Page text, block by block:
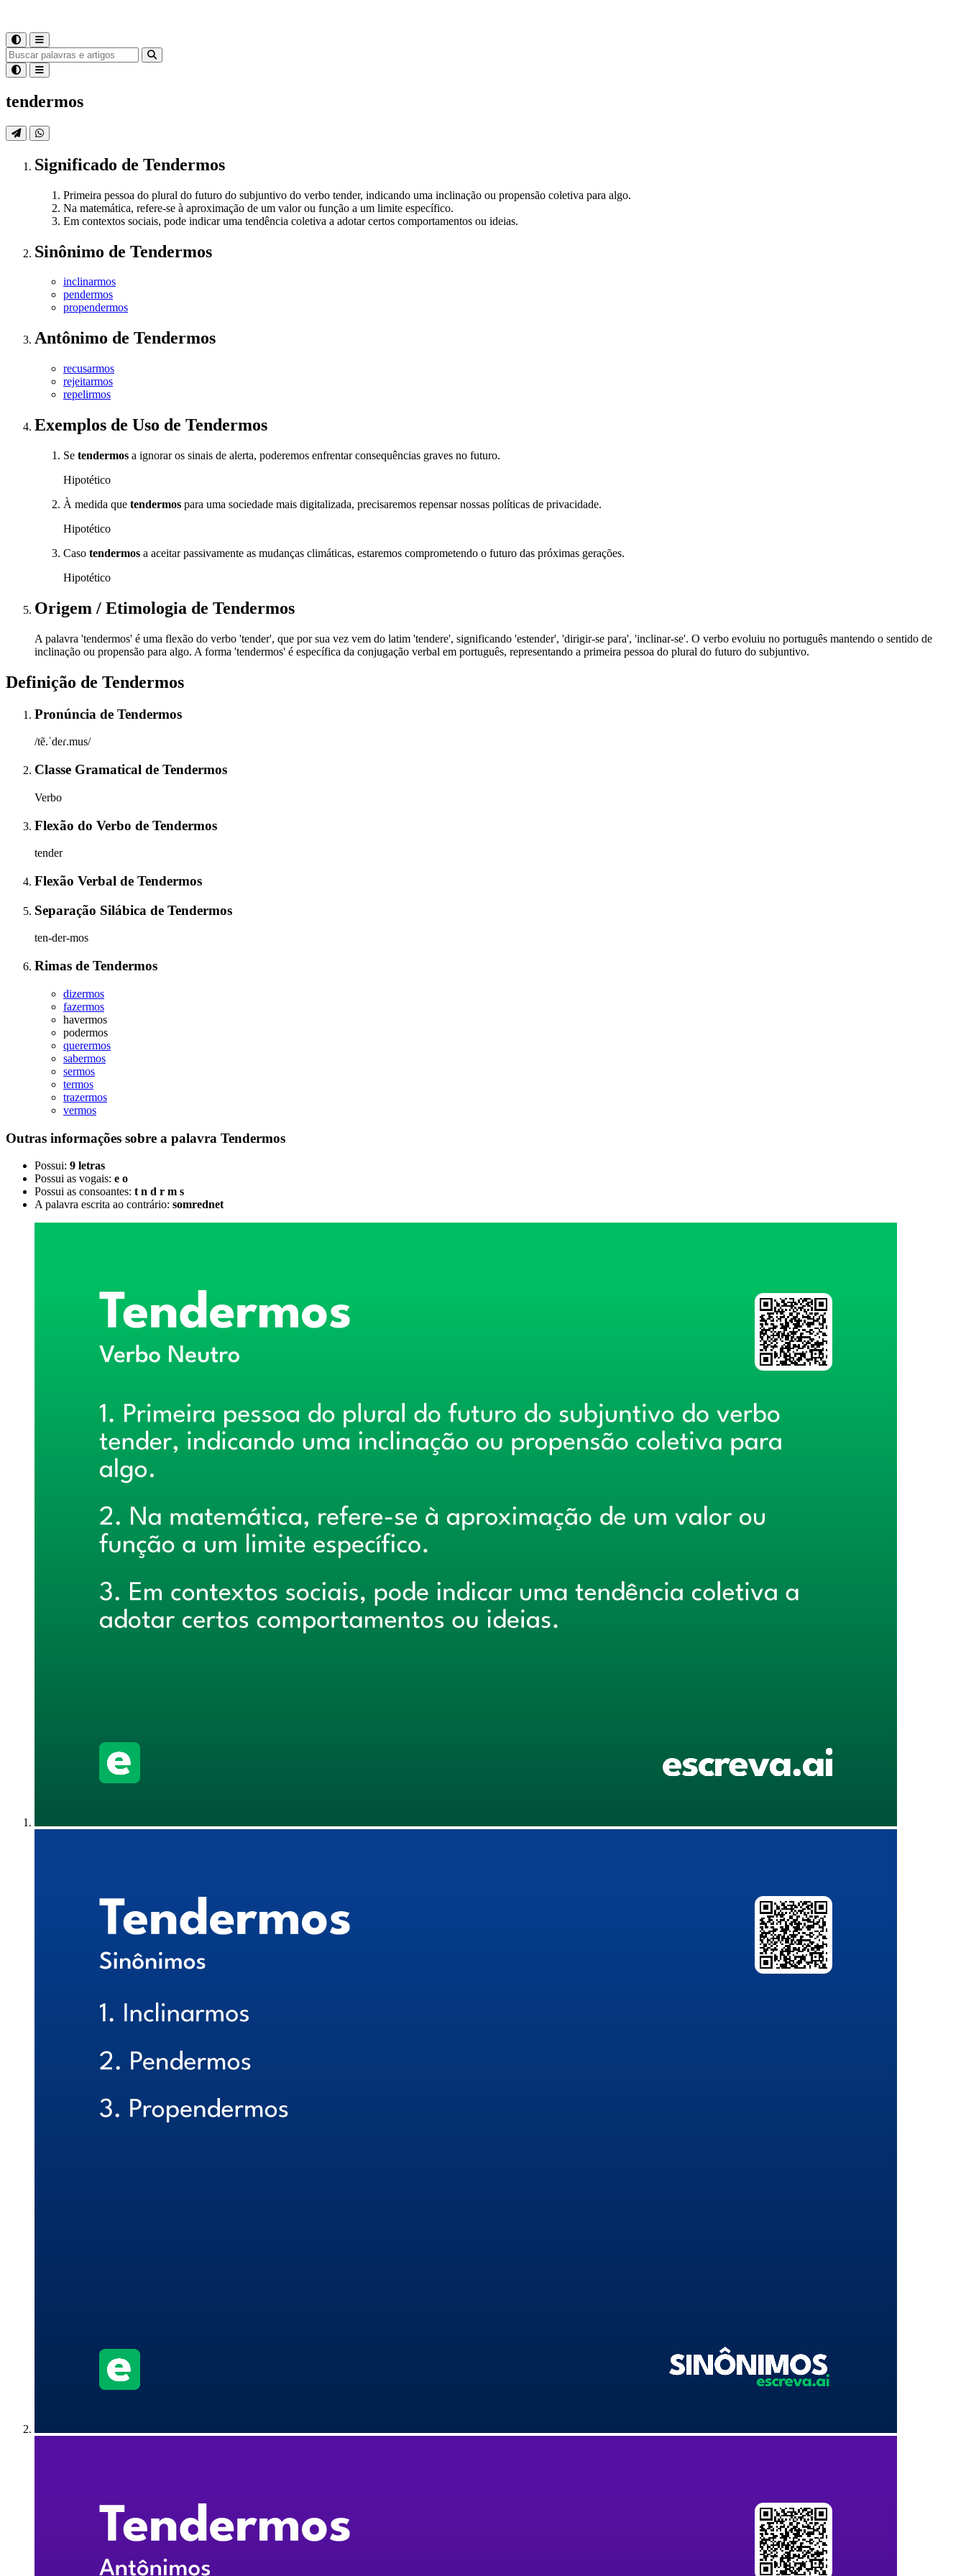
tendermos
Significado de Tendermos
Primeira pessoa do plural do futuro do subjuntivo do verbo tender, indicando uma inclinação ou propensão coletiva para algo.
Na matemática, refere-se à aproximação de um valor ou função a um limite específico.
Em contextos sociais, pode indicar uma tendência coletiva a adotar certos comportamentos ou ideias.
Sinônimo de Tendermos
inclinarmos
pendermos
propendermos
Antônimo de Tendermos
recusarmos
rejeitarmos
repelirmos
Exemplos de Uso de Tendermos
Se tendermos a ignorar os sinais de alerta, poderemos enfrentar consequências graves no futuro.
Hipotético
À medida que tendermos para uma sociedade mais digitalizada, precisaremos repensar nossas políticas de privacidade.
Hipotético
Caso tendermos a aceitar passivamente as mudanças climáticas, estaremos comprometendo o futuro das próximas gerações.
Hipotético
Origem / Etimologia de Tendermos
A palavra 'tendermos' é uma flexão do verbo 'tender', que por sua vez vem do latim 'tendere', significando 'estender', 'dirigir-se para', 'inclinar-se'. O verbo evoluiu no português mantendo o sentido de
inclinação ou propensão para algo. A forma 'tendermos' é específica da conjugação verbal em português, representando a primeira pessoa do plural do futuro do subjuntivo.
Definição de Tendermos
Pronúncia de Tendermos
/tẽ.ˈdeɾ.mus/
Classe Gramatical de Tendermos
Verbo
Flexão do Verbo de Tendermos
tender
Flexão Verbal de Tendermos
Separação Silábica de Tendermos
ten-der-mos
Rimas de Tendermos
dizermos
fazermos
havermos
podermos
querermos
sabermos
sermos
termos
trazermos
vermos
Outras informações sobre a palavra Tendermos
Possui: 9 letras
Possui as vogais: e o
Possui as consoantes: t n d r m s
A palavra escrita ao contrário: somrednet